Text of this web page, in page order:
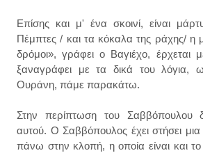
Επίσης και μ' ένα σκοινί, είναι
Πέμπτες / και τα κόκαλα της ράχης/ η
δρόμοι», γράφει ο Βαγιέχο, έρχεται
ξαναγράφει με τα δικά του λόγια,
Ουράνη, πάμε παρακάτω.
Στην περίπτωση του Σαββόπουλου
αυτού. Ο Σαββόπουλος έχει στήσει
πάνω στην κλοπή, η οποία είναι και